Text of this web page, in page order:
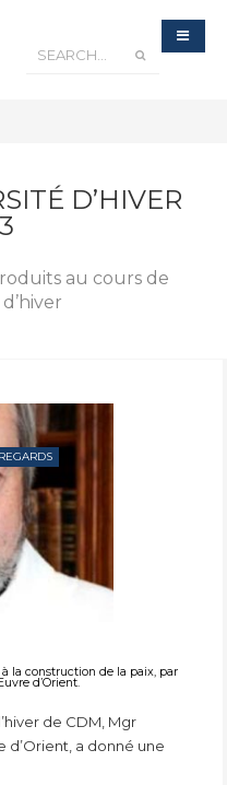
D’HIVER
au cours de
REGARDS
la construction de la paix, par
d’Orient.
de CDM, Mgr
d’Orient, a donné une